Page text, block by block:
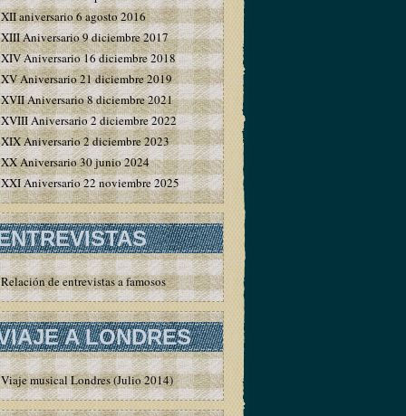
XII aniversario 6 agosto 2016
XIII Aniversario 9 diciembre 2017
XIV Aniversario 16 diciembre 2018
XV Aniversario 21 diciembre 2019
XVII Aniversario 8 diciembre 2021
XVIII Aniversario 2 diciembre 2022
XIX Aniversario 2 diciembre 2023
XX Aniversario 30 junio 2024
XXI Aniversario 22 noviembre 2025
Relación de entrevistas a famosos
A LONDRES
Viaje musical Londres (Julio 2014)